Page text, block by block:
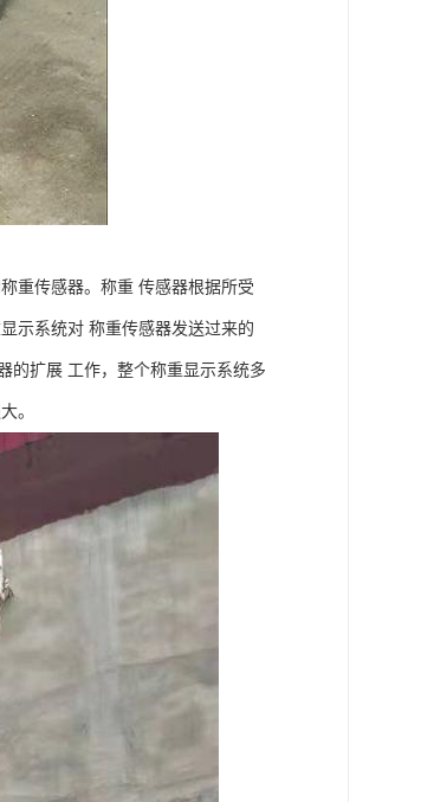
重传感器。称重 传感器根据所受
示系统对 称重传感器发送过来的
的扩展 工作，整个称重显示系统多
。